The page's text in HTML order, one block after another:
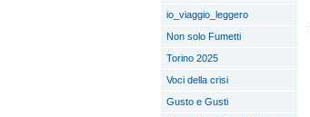
io_viaggio_leggero
Non solo Fumetti
Torino 2025
Voci della crisi
Gusto e Gusti